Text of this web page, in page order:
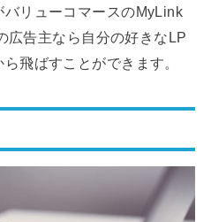
リューコマースのMyLink
広告主なら自分の好きなLP
飛ばすことができます。